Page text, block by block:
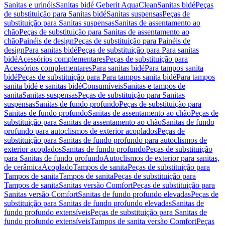
Sanitas e urinóisSanitas bidé Geberit AquaCleanSanitas bidéPeças
de substituição para Sanitas bidéSanitas suspensasPeças de
substituição para Sanitas suspensasSanitas de assentamento ao
chãoPeças de substituição para Sanitas de assentamento ao
chãoPainéis de designPeças de substituição para Painéis de
designPara sanitas bidéPeças de substituição para Para sanitas
bidéAcessórios complementaresPeças de substituição para
Acessórios complementaresPara sanitas bidéPara tampos sanita
bidéPeças de substituição para Para tampos sanita bidéPara tampos
sanita bidé e sanitas bidéConsumíveisSanitas e tampos de
sanitaSanitas suspensasPeças de substituição para Sanitas
suspensasSanitas de fundo profundoPeças de substituição para
Sanitas de fundo profundoSanitas de assentamento ao chãoPeças de
substituição para Sanitas de assentamento ao chãoSanitas de fundo
profundo para autoclismos de exterior acopladosPeças de
substituição para Sanitas de fundo profundo para autoclismos de
exterior acopladosSanitas de fundo profundoPeças de substituição
para Sanitas de fundo profundoAutoclismos de exterior para sanitas,
de cerâmicaAcopladoTampos de sanitaPeças de substituição para
Tampos de sanitaTampos de sanitaPeças de substituição para
Tampos de sanitaSanitas versão ComfortPeças de substituição para
Sanitas versão ComfortSanitas de fundo profundo elevadasPeças de
substituição para Sanitas de fundo profundo elevadasSanitas de
fundo profundo extensíveisPeças de substituição para Sanitas de
fundo profundo extensíveisTampos de sanita versão ComfortPeças